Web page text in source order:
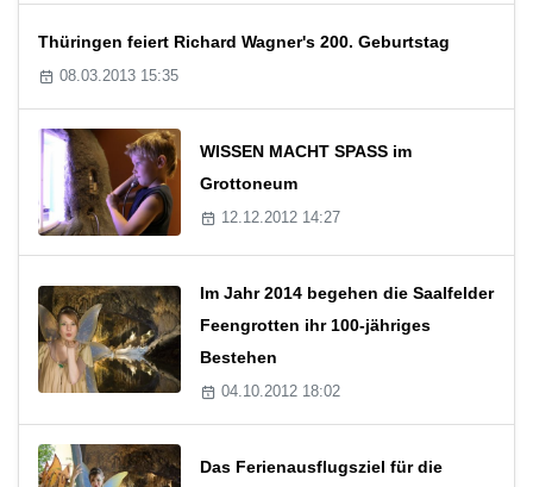
Thüringen feiert Richard Wagner's 200. Geburtstag
08.03.2013 15:35
WISSEN MACHT SPASS im
Grottoneum
12.12.2012 14:27
Im Jahr 2014 begehen die Saalfelder
Feengrotten ihr 100-jähriges
Bestehen
04.10.2012 18:02
Das Ferienausflugsziel für die